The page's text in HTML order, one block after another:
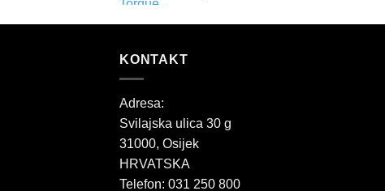
KONTAKT
Adresa:
Svilajska ulica 30 g
31000, Osijek
HRVATSKA
Telefon: 031 250 800